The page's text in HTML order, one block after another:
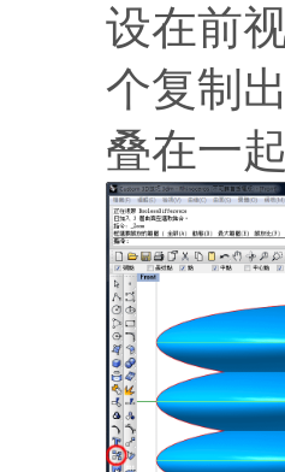
设在前
个复制
叠在一